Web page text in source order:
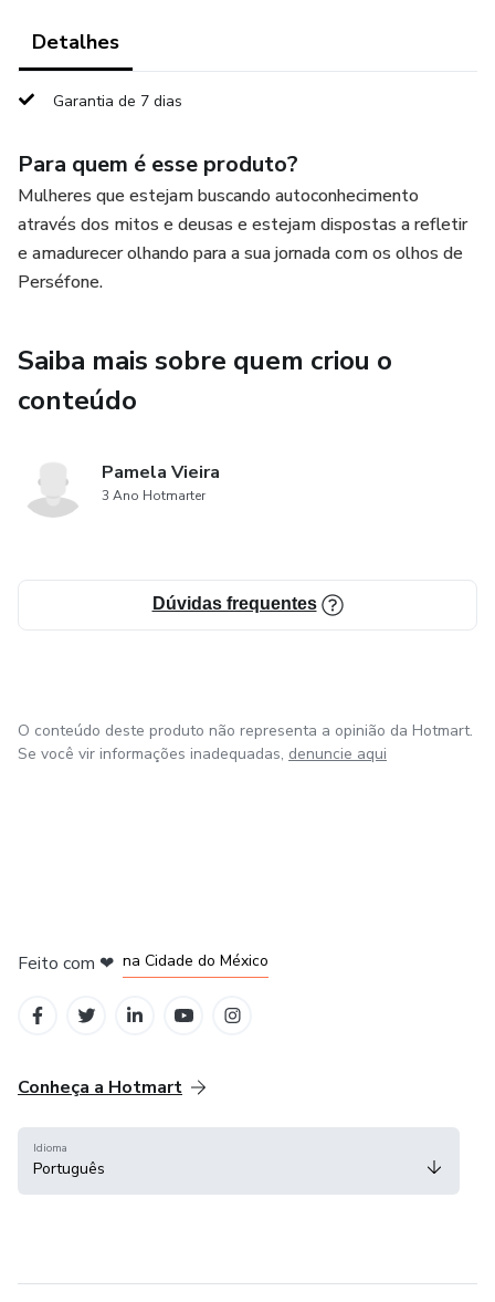
Detalhes
Garantia de 7 dias
Para quem é esse produto?
Mulheres que estejam buscando autoconhecimento
através dos mitos e deusas e estejam dispostas a refletir
e amadurecer olhando para a sua jornada com os olhos de
Perséfone.
Saiba mais sobre quem criou o
conteúdo
Pamela Vieira
3 Ano Hotmarter
Dúvidas frequentes
O conteúdo deste produto não representa a opinião da Hotmart.
Se você vir informações inadequadas, denuncie aqui
Feito com ❤ na Cidade do México
Conheça a Hotmart
Idioma
Português